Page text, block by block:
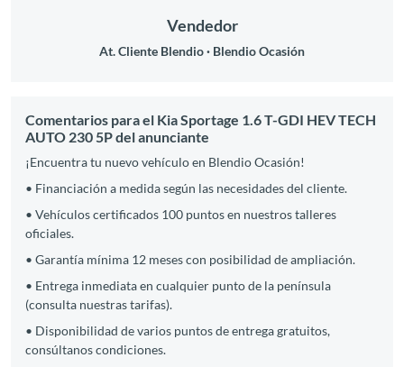
Vendedor
At. Cliente Blendio Blendio Ocasión
Comentarios para el Kia Sportage 1.6 T-GDI HEV TECH
AUTO 230 5P del anunciante
¡Encuentra tu nuevo vehículo en Blendio Ocasión!
• Financiación a medida según las necesidades del cliente.
• Vehículos certificados 100 puntos en nuestros talleres
oficiales.
• Garantía mínima 12 meses con posibilidad de ampliación.
• Entrega inmediata en cualquier punto de la península
(consulta nuestras tarifas).
• Disponibilidad de varios puntos de entrega gratuitos,
consúltanos condiciones.